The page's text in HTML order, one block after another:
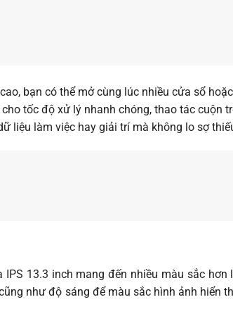
bạn có thể mở cùng lúc nhiều cửa sổ
cho tốc độ xử lý nhanh chóng, thao tác cuộn
liệu làm việc hay giải trí mà không lo sợ
13.3 inch mang đến nhiều màu sắc
như độ sáng để màu sắc hình ảnh hiển